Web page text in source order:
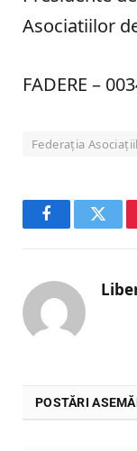
Asociatiilor
FADERE –
Federația
Facebook
POSTĂRI